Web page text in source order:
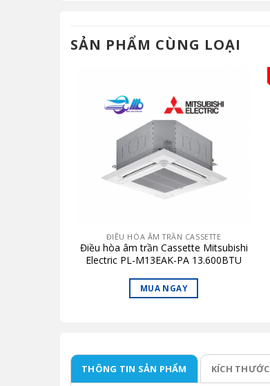
SẢN PHẨM CÙNG LOẠI
ĐIỀU HÒA ÂM TRẦN CASSETTE
Điều hòa âm trần Cassette Mitsubishi
Electric PL-M13EAK-PA 13.600BTU
MUA NGAY
THÔNG TIN SẢN PHẨM KÍCH THƯỚC